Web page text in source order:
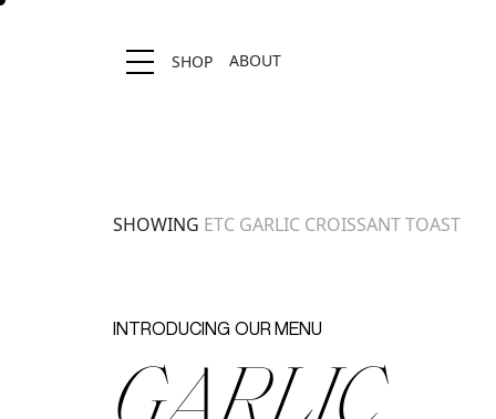
SHOP ABOUT
SHOWING ETC GARLIC CROISSANT TOAST
INTRODUCING OUR MENU